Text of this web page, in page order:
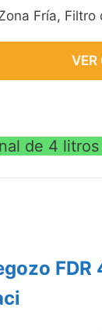
Fría,
VER
de 4